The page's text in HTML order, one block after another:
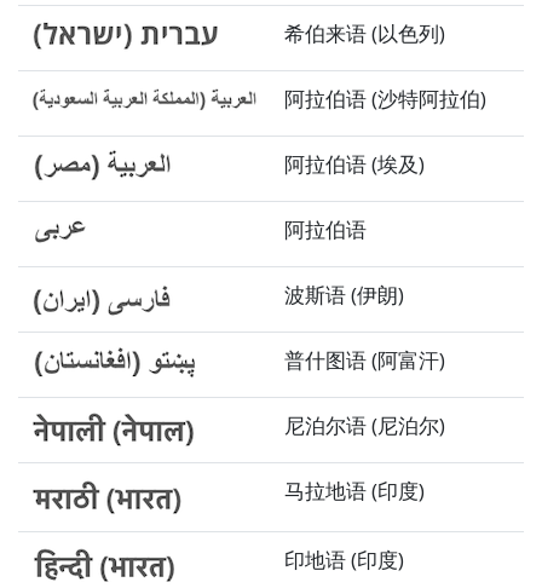
希伯来语 (以色列)
阿拉伯语 (沙特阿拉伯)
阿拉伯语 (埃及)
阿拉伯语
波斯语 (伊朗)
普什图语 (阿富汗)
尼泊尔语 (尼泊尔)
马拉地语 (印度)
印地语 (印度)